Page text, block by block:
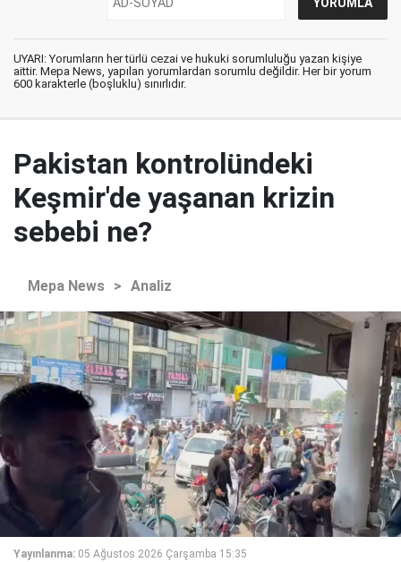
UYARI: Yorumların her türlü cezai ve hukuki sorumluluğu yazan kişiye
aittir. Mepa News, yapılan yorumlardan sorumlu değildir. Her bir yorum
600 karakterle (boşluklu) sınırlıdır.
Pakistan kontrolündeki
Keşmir'de yaşanan krizin
sebebi ne?
Mepa News > Analiz
Yayınlanma: 05 Ağustos 2026 Çarşamba 15:35